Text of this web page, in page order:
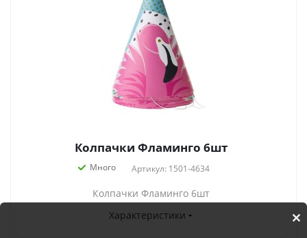
Колпачки Фламинго 6шт
Много Артикул: 1501-4634
Колпачки Фламинго 6шт
Характеристики